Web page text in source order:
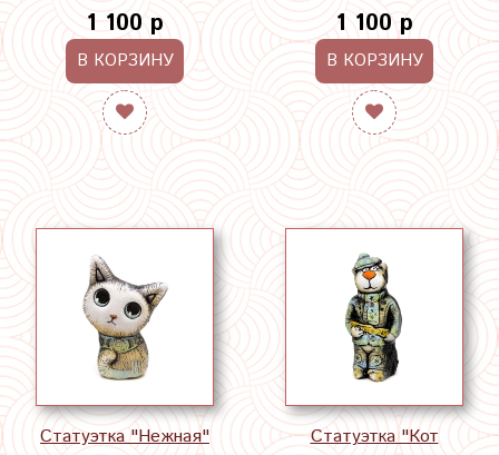
1 100 р
В КОРЗИНУ
1 100 р
В КОРЗИНУ
Статуэтка "Нежная"
Статуэтка "Кот